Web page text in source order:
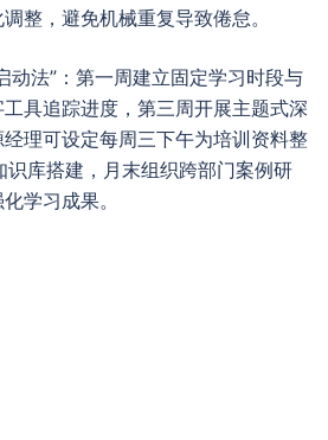
整，避免机械重复导致倦怠。
动法”：第一周建立固定学习时段与
具追踪进度，第三周开展主题式深
理可设定每周三下午为培训资料整
库搭建，月末组织跨部门案例研
学习成果。